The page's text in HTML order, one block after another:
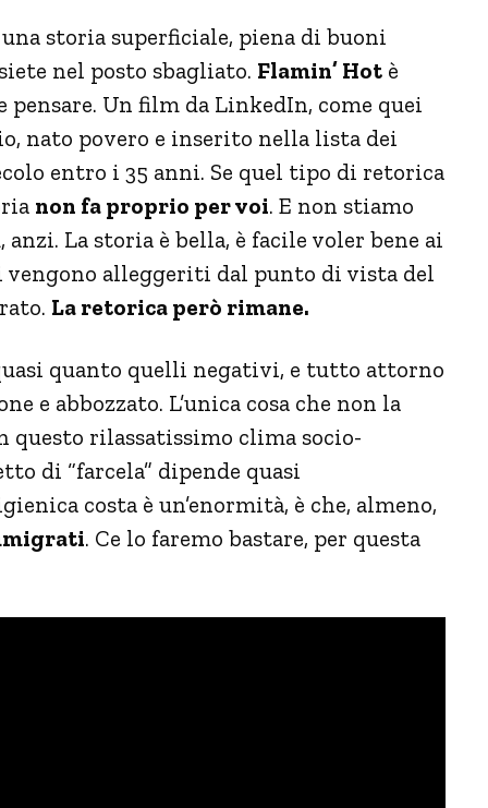
storia superficiale, piena di buoni
nel posto sbagliato. Flamin’ Hot è
Un film da LinkedIn, come quei
nato povero e inserito nella lista dei
entro i 35 anni. Se quel tipo di retorica
non fa proprio per voi. E non stiamo
La storia è bella, è facile voler bene ai
alleggeriti dal punto di vista del
La retorica però rimane.
quanto quelli negativi, e tutto attorno
e abbozzato. L’unica cosa che non la
rilassatissimo clima socio-
di “farcela” dipende quasi
costa è un’enormità, è che, almeno,
. Ce lo faremo bastare, per questa